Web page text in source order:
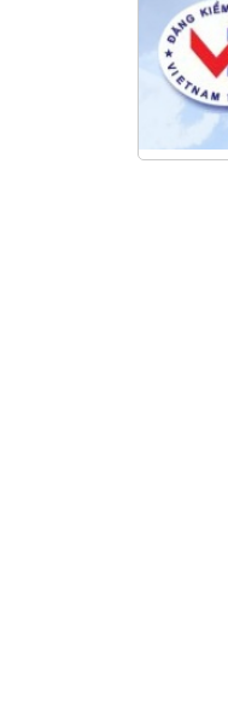
Ninh
triển
Tập
Đông
toàn